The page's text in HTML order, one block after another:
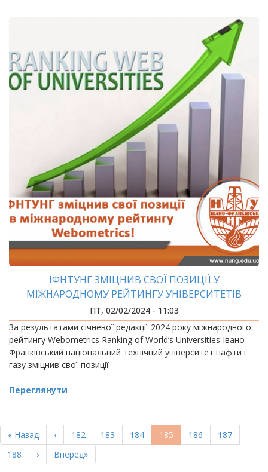
ІФНТУНГ ЗМІЦНИВ СВОЇ ПОЗИЦІЇ У
МІЖНАРОДНОМУ РЕЙТИНГУ УНІВЕРСИТЕТІВ
WEBOMETRICS
ПТ, 02/02/2024 - 11:03
За результатами січневої редакції 2024 року міжнародного
рейтингу Webometrics Ranking of World’s Universities Івано-
Франківський національний технічний університет нафти і
газу зміцнив свої позиції
Переглянути
НА
СТОРІНКИ
Перша
сторінка
« Назад
Попередня
сторінка
‹ Page
182 Page
183 Page
184
Поточна
сторінка
185 Page
186 Page
187
Page
188
Наступна
сторінка
›
Остання
сторінка
Вперед»